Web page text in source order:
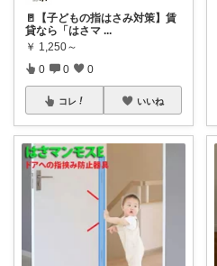
🚪【子どもの指はさみ対策】賃
貸なら「はさマ ...
￥ 1,250～
0 0 0
コレ いいね